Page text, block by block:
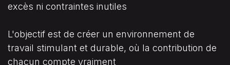
excès ni contraintes inutiles
L'objectif est de créer un environnement de
travail stimulant et durable, où la contribution de
chacun compte vraiment